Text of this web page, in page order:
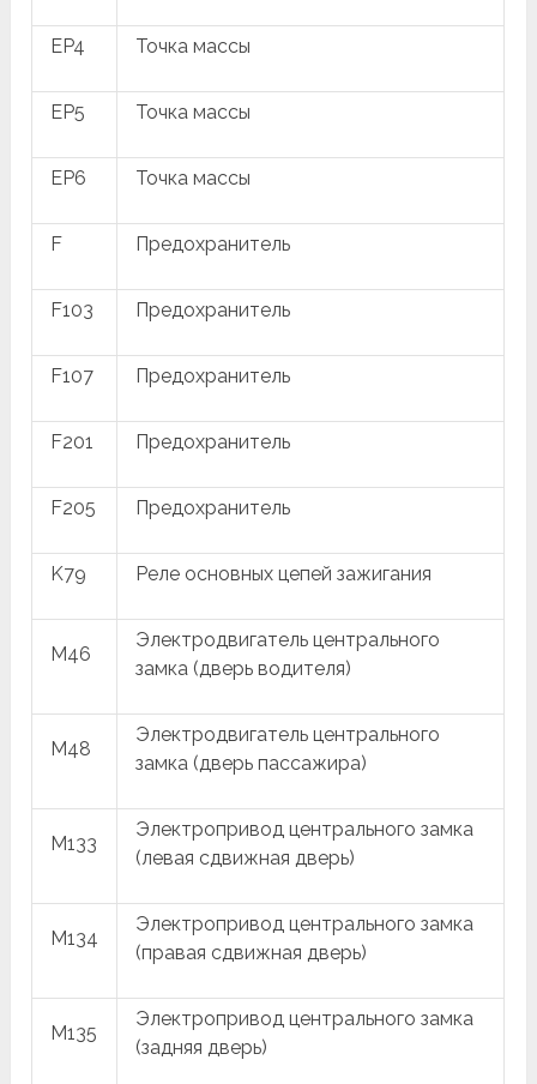
EP4 Точка массы
EP5 Точка массы
EP6 Точка массы
F Предохранитель
F103 Предохранитель
F107 Предохранитель
F201 Предохранитель
F205 Предохранитель
K79 Реле основных цепей зажигания
M46
Электродвигатель центрального
замка (дверь водителя)
M48
Электродвигатель центрального
замка (дверь пассажира)
M133
Электропривод центрального замка
(левая сдвижная дверь)
M134
Электропривод центрального замка
(правая сдвижная дверь)
M135
Электропривод центрального замка
(задняя дверь)